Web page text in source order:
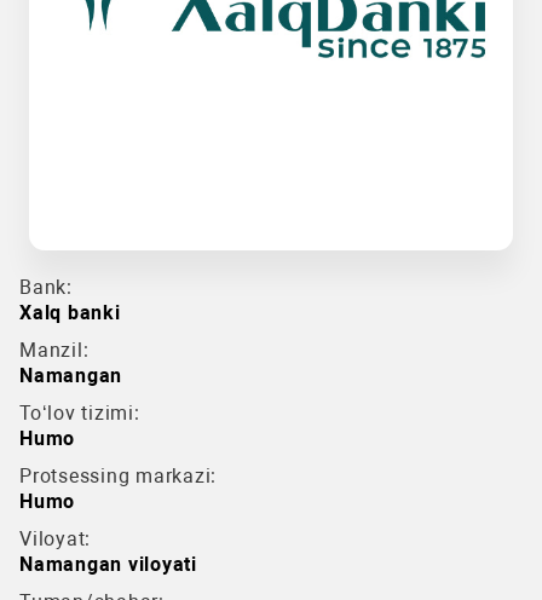
Bank:
Xalq banki
Manzil:
Namangan
To‘lov tizimi:
Humo
Protsessing markazi:
Humo
Viloyat:
Namangan viloyati